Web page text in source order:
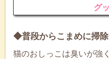
グ
◆普段からこまめに掃
猫のおしっこは臭いが強